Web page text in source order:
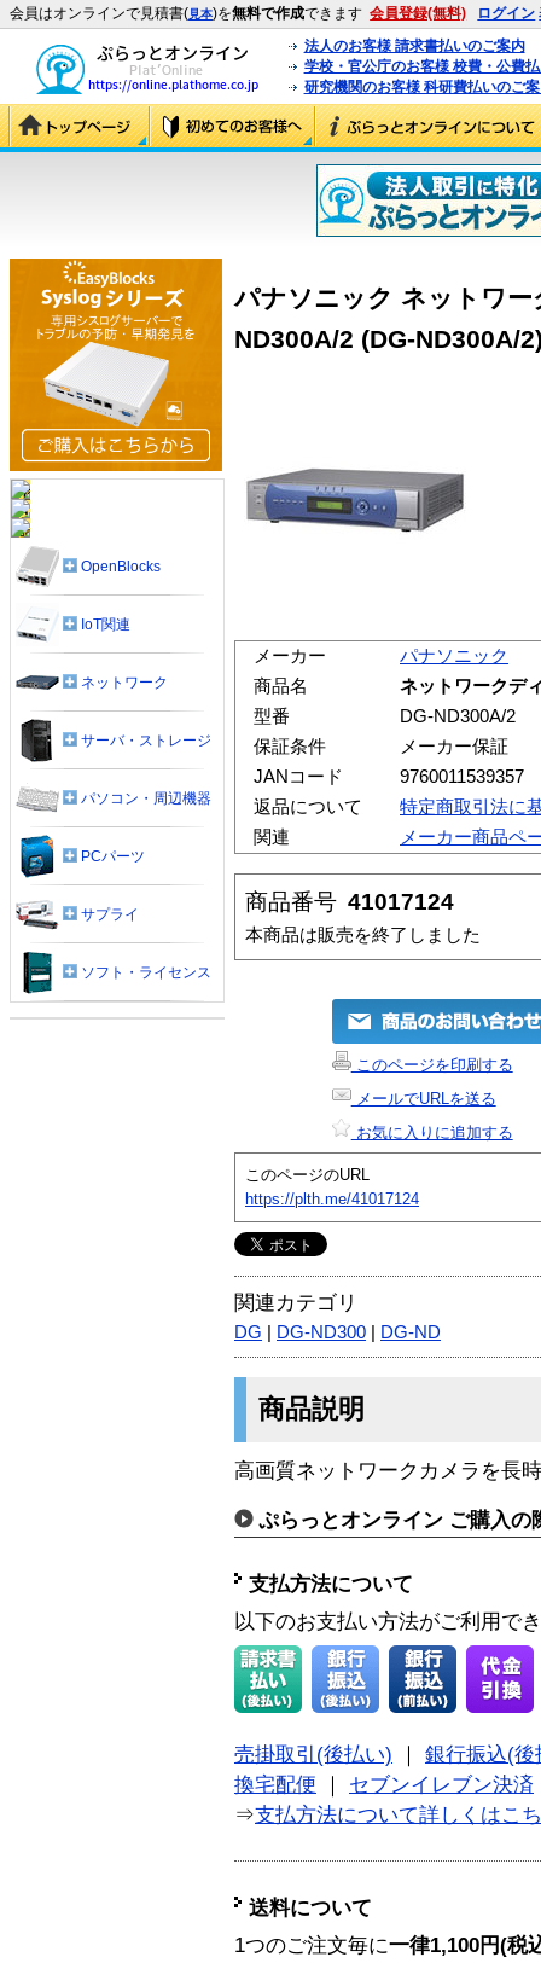
会員はオンラインで見積書(見本)を無料で作成できます 会員登録(無料) ログイン
法人のお客様 請求書払いのご案内
学校・官公庁のお客様 校費・公費
研究機関のお客様 科研費払いのご
パナソニック ネットワ
ND300A/2 (DG-ND300A/
メーカー
パナソニック
商品名
ネットワークデ
型番
DG-ND300A/2
保証条件
メーカー保証
JANコード
9760011539357
返品について
特定商取引法に
関連
メーカー商品ペ
商品番号 41017124
本商品は販売を終了しました
このページを印刷する
メールでURLを送る
お気に入りに追加する
このページのURL
https://plth.me/41017124
関連カテゴリ
DG DG-ND300 DG-ND
商品説明
高画質ネットワークカメラを長
ぷらっとオンライン ご購入の
支払方法について
以下のお支払い方法がご利用で
売掛取引(後払い)
銀行振込(後
換宅配便
セブンイレブン決済
⇒支払方法について詳しくはこ
送料について
1つのご注文毎に一律1,100円(税
OpenBlocks
IoT関連
ネットワーク
サーバ・ストレージ
パソコン・周辺機器
PCパーツ
サプライ
ソフト・ライセンス